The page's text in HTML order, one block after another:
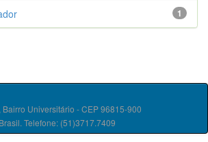
1
Universitário - CEP 96815-900
Telefone: (51)3717.7409